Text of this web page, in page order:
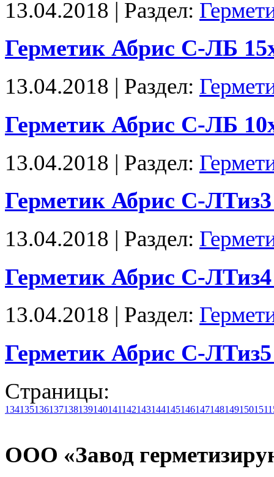
13.04.2018 | Раздел:
Герметик Абрис С-ЛБ
13.04.2018 | Раздел:
Герметик Абрис С-ЛБ
13.04.2018 | Раздел:
Герметик Абрис С-ЛТиз3
13.04.2018 | Раздел:
Герметик Абрис С-ЛТиз4
13.04.2018 | Раздел:
Герметик Абрис С-ЛТиз5
Страницы:
134135136137138139140141142143144145146147148149150151
ООО «Завод